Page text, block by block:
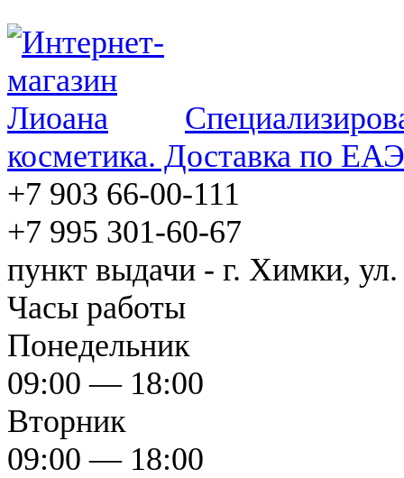
косметика. Доставка по
+7 903 66-00-111
+7 995 301-60-67
пункт выдачи - г. Химки, ул.
Часы работы
Понедельник
09:00 — 18:00
Вторник
09:00 — 18:00